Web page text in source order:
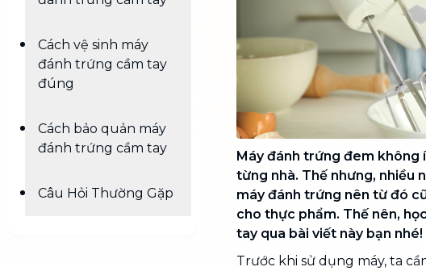
Chuyển nhà trọn gói, không lo
dẹp nơi đi nơi đến
Vệ sinh công nghiệp NEW
Vệ sinh chuyên nghiệp cho
phòng, nhà xưởng, công trình
Cách vệ sinh máy
đánh trứng cầm tay
đúng
Cách bảo quản máy
đánh trứng cầm tay
Câu Hỏi Thường Gặp
Máy đánh trứng đem không
từng nhà. Thế nhưng, nhiều
máy đánh trứng nên từ đó
cho thực phẩm. Thế nên,
tay qua bài viết này bạn nhé!
Trước khi sử dụng máy, ta